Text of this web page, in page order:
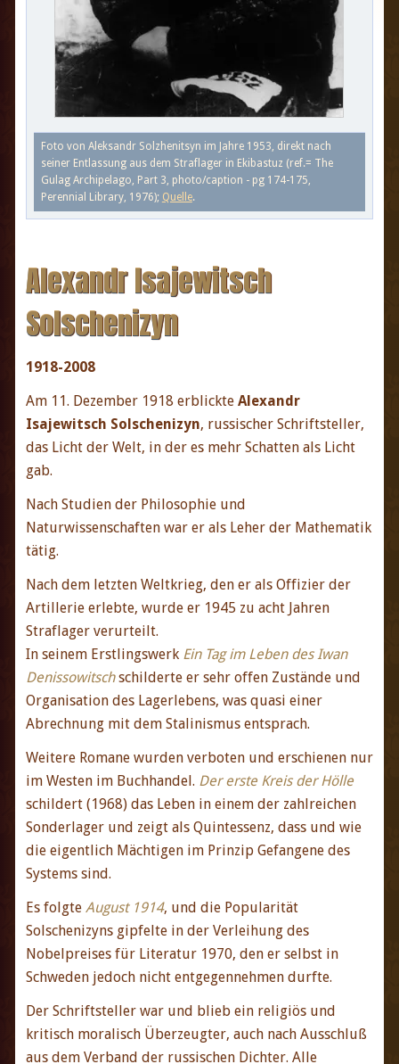
Foto von Aleksandr Solzhenitsyn im Jahre 1953, direkt nach
seiner Entlassung aus dem Straflager in Ekibastuz (ref.= The
Gulag Archipelago, Part 3, photo/caption - pg 174-175,
Perennial Library, 1976); Quelle.
Alexandr Isajewitsch
Solschenizyn
1918-2008
Am 11. Dezember 1918 erblickte Alexandr
Isajewitsch Solschenizyn, russischer Schriftsteller,
das Licht der Welt, in der es mehr Schatten als Licht
gab.
Nach Studien der Philosophie und
Naturwissenschaften war er als Leher der Mathematik
tätig.
Nach dem letzten Weltkrieg, den er als Offizier der
Artillerie erlebte, wurde er 1945 zu acht Jahren
Straflager verurteilt.
In seinem Erstlingswerk Ein Tag im Leben des Iwan
Denissowitschschilderte er sehr offen Zustände und
Organisation des Lagerlebens, was quasi einer
Abrechnung mit dem Stalinismus entsprach.
Weitere Romane wurden verboten und erschienen nur
im Westen im Buchhandel. Der erste Kreis der Hölle
schildert (1968) das Leben in einem der zahlreichen
Sonderlager und zeigt als Quintessenz, dass und wie
die eigentlich Mächtigen im Prinzip Gefangene des
Systems sind.
Es folgte August 1914, und die Popularität
Solschenizyns gipfelte in der Verleihung des
Nobelpreises für Literatur 1970, den er selbst in
Schweden jedoch nicht entgegennehmen durfte.
Der Schriftsteller war und blieb ein religiös und
kritisch moralisch Überzeugter, auch nach Ausschluß
aus dem Verband der russischen Dichter. Alle